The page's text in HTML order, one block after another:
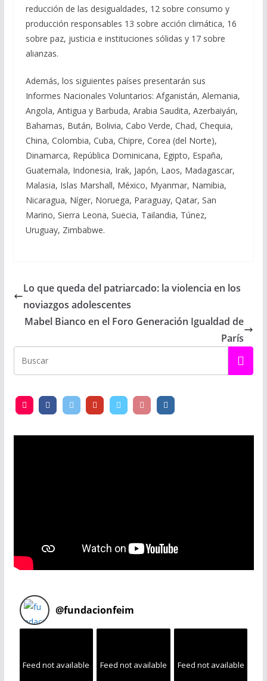
reducción de las desigualdades, 12 sobre consumo y
producción responsables 13 sobre acción climática, 16
sobre paz, justicia e instituciones sólidas y 17 sobre
alianzas.
Además, los siguientes países presentarán sus
Informes Nacionales Voluntarios: Afganistán, Alemania,
Angola, Antigua y Barbuda, Arabia Saudita, Azerbaiyán,
Bahamas, Bután, Bolivia, Cabo Verde, Chad, Chequia,
China, Colombia, Cuba, Chipre, Corea (del Norte),
Dinamarca, República Dominicana, Egipto, España,
Guatemala, Indonesia, Irak, Japón, Laos, Madagascar,
Malasia, Islas Marshall, México, Myanmar, Namibia,
Nicaragua, Níger, Noruega, Paraguay, Qatar, San
Marino, Sierra Leona, Suecia, Tailandia, Túnez,
Uruguay, Zimbabwe.
Lo que queda del patriarcado: la violencia en los
noviazgos adolescentes
Mabel Bianco en el Foro Generación Igualdad de
París
@fundacionfeim
Feed not available Feed not available Feed not available